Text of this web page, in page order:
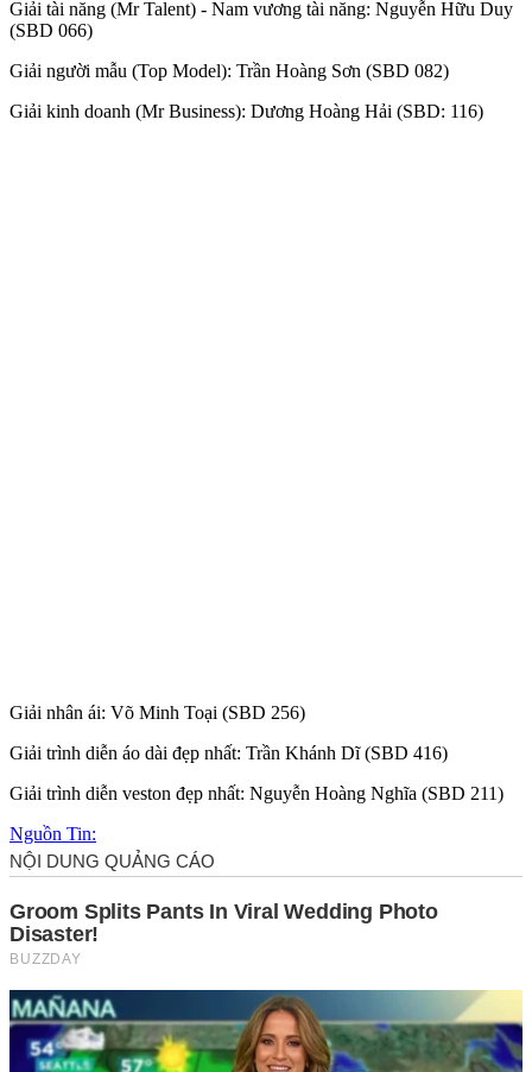
Giải tài năng (Mr Talent) - Nam vương tài năng: Nguyễn Hữu Duy
(SBD 066)
Giải người mẫu (Top Model): Trần Hoàng Sơn (SBD 082)
Giải kinh doanh (Mr Business): Dương Hoàng Hải (SBD: 116)
Giải nhân ái: Võ Minh Toại (SBD 256)
Giải trình diễn áo dài đẹp nhất: Trần Khánh Dĩ (SBD 416)
Giải trình diễn veston đẹp nhất: Nguyễn Hoàng Nghĩa (SBD 211)
Nguồn Tin: